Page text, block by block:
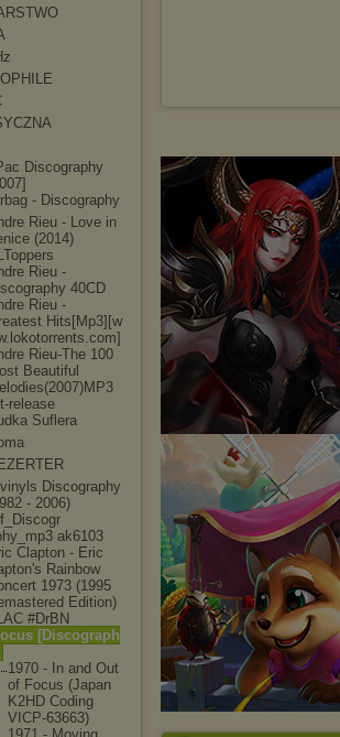
Discography
- Discography
Rieu - Love in
(2014)
Rieu -
40CD
Rieu -
Hits[Mp3][w
ents.com]
Rieu-The 100
Beautiful
07)MP3
release
Suflera
Discography
- 2006)
ak6103
Clapton - Eric
Rainbow
1973 (1995
Edition)
#DrBN
[Discograph
1970 - In and Out
of Focus (Japan
K2HD Coding
VICP-63663)